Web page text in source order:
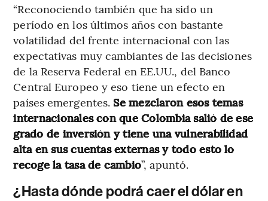
“Reconociendo también que ha sido un
período en los últimos años con bastante
volatilidad del frente internacional con las
expectativas muy cambiantes de las decisiones
de la Reserva Federal en EE.UU., del Banco
Central Europeo y eso tiene un efecto en
países emergentes. Se mezclaron esos temas
internacionales con que Colombia salió de ese
grado de inversión y tiene una vulnerabilidad
alta en sus cuentas externas y todo esto lo
recoge la tasa de cambio”, apuntó.
¿Hasta dónde podrá caer el dólar en